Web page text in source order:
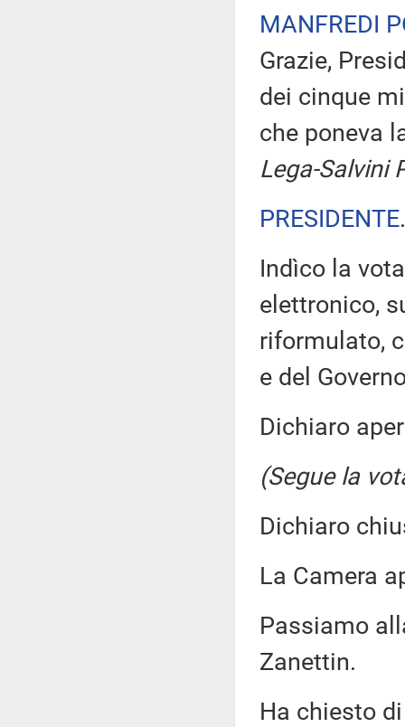
MANFREDI
Grazie,
dei cinque
che poneva
Lega-Salvini
PRESIDENTE
Indìco la
elettronico,
riformulato,
e del
Dichiaro
(Segue la
Dichiaro
La Camera
Passiamo
Zanettin.
Ha chiesto